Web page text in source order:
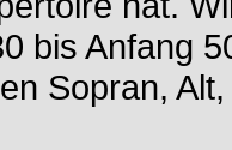
bis Anfang
Sopran,